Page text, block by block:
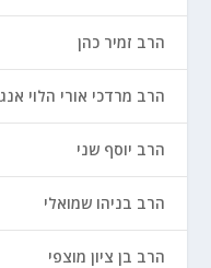
הרב זמיר כהן
הרב מרדכי אורי הלוי
הרב יוסף שני
הרב בניהו שמואלי
הרב בן ציון מוצפי